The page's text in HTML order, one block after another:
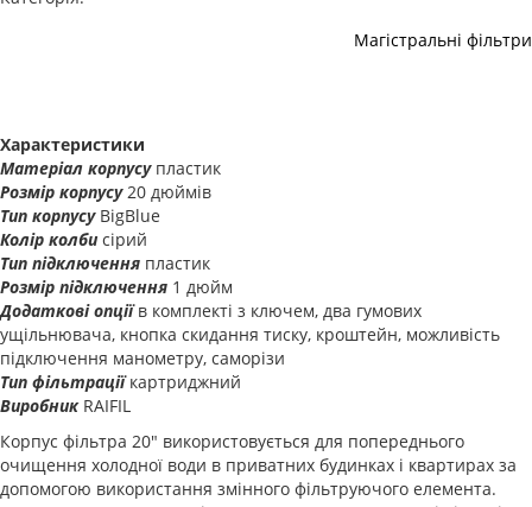
Магістральні фільтри
Характеристики
Матеріал корпусупластик
Розмір корпусу20 дюймів
Тип корпусуBigBlue
Колір колбисірий
Тип підключення пластик
Розмір підключення 1 дюйм
Додаткові опціїв комплекті з ключем, два гумових
ущільнювача, кнопка скидання тиску, кроштейн, можливість
підключення манометру, саморізи
Тип фільтраціїкартриджний
ВиробникRAIFIL
Корпус фільтра 20" використовується для попереднього
очищення холодної води в приватних будинках і квартирах за
допомогою використання змінного фільтруючого елемента.